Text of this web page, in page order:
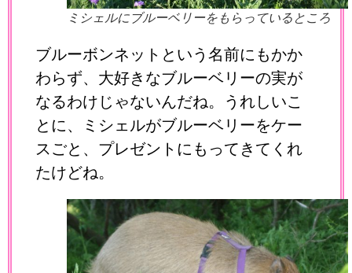
ミシェルにブルーベリーをもらっているところ
ブルーボンネットという名前にもかか
わらず、大好きなブルーベリーの実が
なるわけじゃないんだね。うれしいこ
とに、ミシェルがブルーベリーをケー
スごと、プレゼントにもってきてくれ
たけどね。